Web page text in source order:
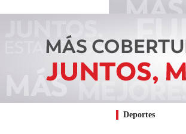
Deportes